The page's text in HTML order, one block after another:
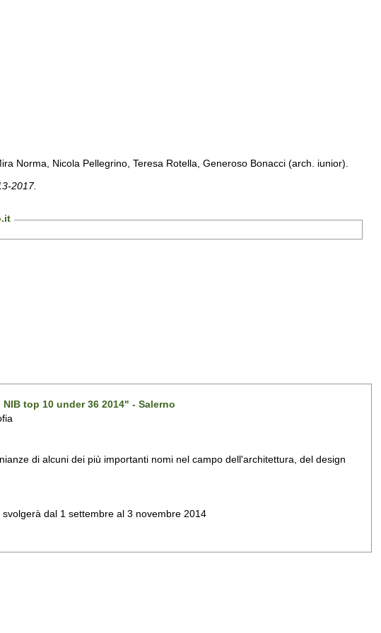
Norma, Nicola Pellegrino, Teresa Rotella, Generoso Bonacci (arch. iunior).
2017.
top 10 under 36 2014" - Salerno
di alcuni dei più importanti nomi nel campo dell'architettura, del design
dal 1 settembre al 3 novembre 2014